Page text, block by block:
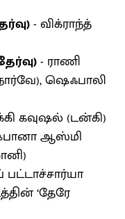
- விக்ராந்த்
- ராணி
ஷெஃபாலி
கவுஷல் (டன்கி)
ஆஸ்மி
பட்டாச்சார்யா
‘தேரே